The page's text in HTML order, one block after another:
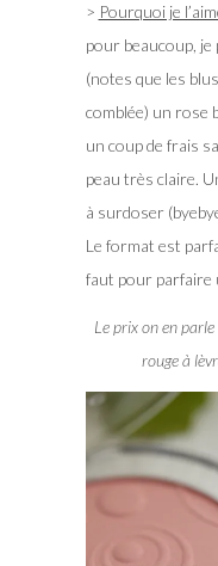
> Pourquoi je
pour beaucoup, je
(notes que les
comblée) un rose
un coup de frais
peau très claire.
à surdoser
Le format est
faut pour
Le prix on en parle
rouge à